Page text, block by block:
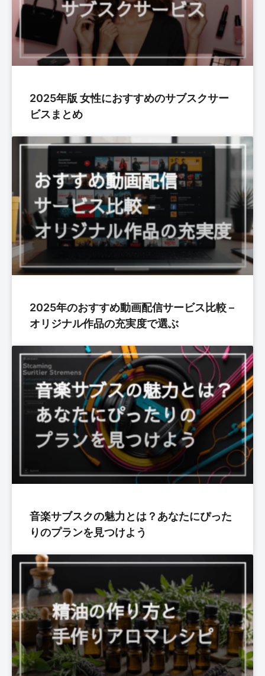
2025年版 女性におすすめのサブスクサー
ビスまとめ
2025年のおすすめ動画配信サービス比較 –
オリジナル作品の充実度で選ぶ
音楽サブスクの魅力とは？あなたにぴった
りのプランを見つけよう